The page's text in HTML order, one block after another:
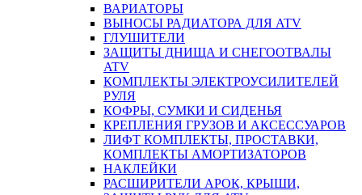
ВАРИАТОРЫ
ВЫНОСЫ РАДИАТОРА ДЛЯ ATV
ГЛУШИТЕЛИ
ЗАЩИТЫ ДНИЩА И СНЕГООТВАЛЫ
ATV
КОМПЛЕКТЫ ЭЛЕКТРОУСИЛИТЕЛЕЙ
РУЛЯ
КОФРЫ, СУМКИ И СИДЕНЬЯ
КРЕПЛЕНИЯ ГРУЗОВ И АКСЕССУАРОВ
ЛИФТ КОМПЛЕКТЫ, ПРОСТАВКИ,
КОМПЛЕКТЫ АМОРТИЗАТОРОВ
НАКЛЕЙКИ
РАСШИРИТЕЛИ АРОК, КРЫШИ,